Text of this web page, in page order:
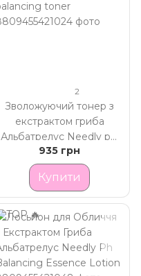
2
Зволожуючий тонер з
екстрактом гриба
Альбатрелус Needly pH
balancing toner
935 грн
Купити